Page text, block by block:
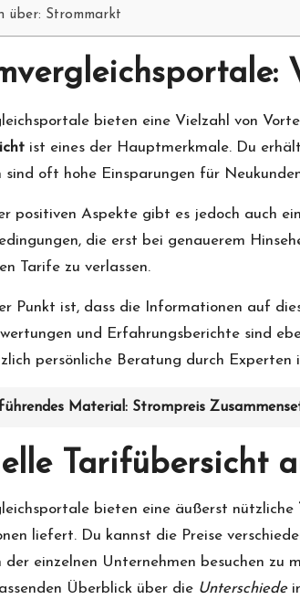
über: Strommarkt
bieten eine Vielzahl von
ist eines der Hauptmerkmale. Du
sind oft hohe Einsparungen für
positiven Aspekte gibt es jedoch auch
die erst bei genauerem
Tarife zu verlassen.
Punkt ist, dass die Informationen auf
und Erfahrungsberichte sind
persönliche Beratung durch
Material: Strompreis
Tarifübersicht
bieten eine äußerst nützliche
liefert. Du kannst die Preise
der einzelnen Unternehmen besuchen zu
Überblick über die Unterschiede